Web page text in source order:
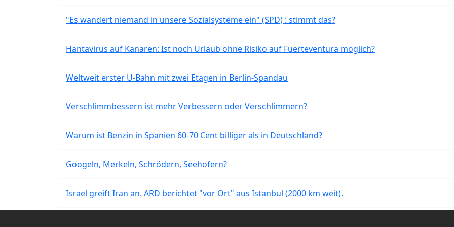
"Es wandert niemand in unsere Sozialsysteme ein" (SPD) : stimmt das?
Hantavirus auf Kanaren: Ist noch Urlaub ohne Risiko auf Fuerteventura möglich?
Weltweit erster U-Bahn mit zwei Etagen in Berlin-Spandau
Verschlimmbessern ist mehr Verbessern oder Verschlimmern?
Warum ist Benzin in Spanien 60-70 Cent billiger als in Deutschland?
Googeln, Merkeln, Schrödern, Seehofern?
Israel greift Iran an. ARD berichtet "vor Ort" aus Istanbul (2000 km weit).